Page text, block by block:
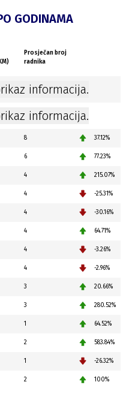
GODINAMA
Prosječan broj
radnika
informacija.
informacija.
8 37.12%
6 77.23%
4 215.07%
4 -25.31%
4 -30.16%
4 64.71%
4 -3.26%
4 -2.96%
3 20.66%
3 280.52%
1 64.52%
2 583.84%
1 -26.32%
2 100%